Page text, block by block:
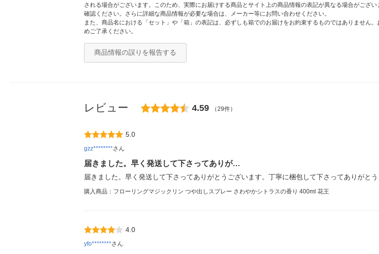
される場合がございます。このため、実際にお届けする商品とサイト上の商品情報の表記が異なる場合がござ
確認ください。さらに詳細な商品情報が必要な場合は、メーカー等にお問い合わせください。
また、商品名における「セット」や「箱」の表記は、必ずしも箱でのお届けをお約束するものではありません
めご了承ください。
商品情報の誤りを報告する
レビュー 4.59 （29件）
5.0
gzz********さん
届きました。早く発送して下さってありが…
届きました。早く発送して下さってありがとうございます。丁寧に梱包して下さってありがと
購入商品：フローリングマジックリン つや出しスプレー さわやかシトラスの香り 400ml 花王
4.0
yfo********さん